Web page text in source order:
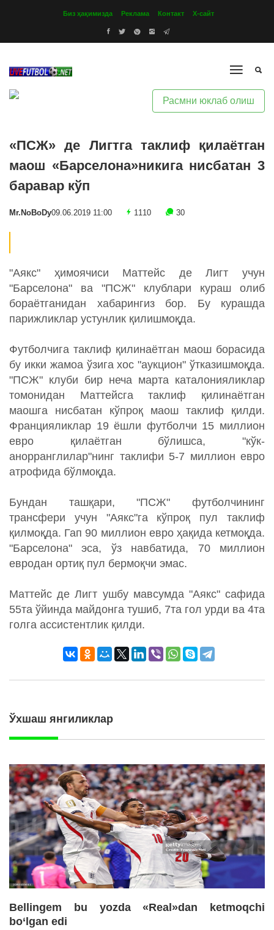
Биз ҳақимизда Реклама Контакт Х-сайт
Расмни юклаб олиш
«ПСЖ» де Лигтга таклиф қилаётган
маош «Барселона»никига нисбатан 3
баравар кўп
Mr.NoBoDy09.06.2019 11:00 1110 30
"Аякс" ҳимоячиси Маттейс де Лигт учун
"Барселона" ва "ПСЖ" клублари кураш олиб
бораётганидан хабарингиз бор. Бу курашда
парижликлар устунлик қилишмоқда.
Футболчига таклиф қилинаётган маош борасида
бу икки жамоа ўзига хос "аукцион" ўтказишмоқда.
"ПСЖ" клуби бир неча марта каталонияликлар
томонидан Маттейсга таклиф қилинаётган
маошга нисбатан кўпроқ маош таклиф қилди.
Францияликлар 19 ёшли футболчи 15 миллион
евро қилаётган бўлишса, "кўк-
анорранглилар"нинг таклифи 5-7 миллион евро
атрофида бўлмоқда.
Бундан ташқари, "ПСЖ" футболчининг
трансфери учун "Аякс"га кўпроқ пул таклиф
қилмоқда. Гап 90 миллион евро ҳақида кетмоқда.
"Барселона" эса, ўз навбатида, 70 миллион
евродан ортиқ пул бермоқчи эмас.
Маттейс де Лигт ушбу мавсумда "Аякс" сафида
55та ўйинда майдонга тушиб, 7та гол урди ва 4та
голга ассистентлик қилди.
Ўхшаш янгиликлар
Bellingem bu yozda «Real»dan ketmoqchi
bo‘lgan edi